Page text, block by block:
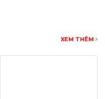
XEM THÊM